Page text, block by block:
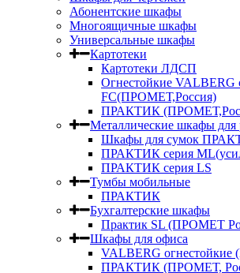
Абонентские шкафы
Многоящичные шкафы
Универсальные шкафы
Картотеки
Картотеки ЛДСП
Огнестойкие VALBERG
FC(ПРОМЕТ,Россия)
ПРАКТИК
Металлические шкафы для
Шкафы для сумок
ПРАКТИК серия
ПРАКТИК серия LS
Тумбы мобильные
ПРАКТИК
Бухгалтерские шкафы
Практик SL (ПРОМЕТ
Шкафы для офиса
VALBERG огнестойкие
ПРАКТИК (ПРОМЕТ,